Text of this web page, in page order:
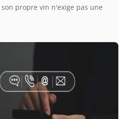
propre vin n'exige pas une